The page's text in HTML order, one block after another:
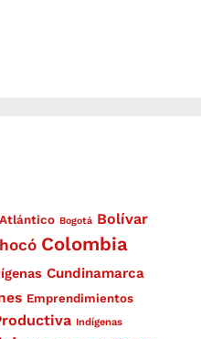
Atlántico Bogotá Bolívar
Colombia
Cundinamarca
Emprendimientos
Indígenas